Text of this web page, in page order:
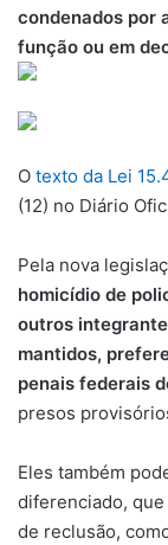
condenados por
função ou em
O texto da Lei
(12) no Diário
Pela nova
homicídio de
outros
mantidos,
penais federais
presos
Eles também
diferenciado,
de reclusão,